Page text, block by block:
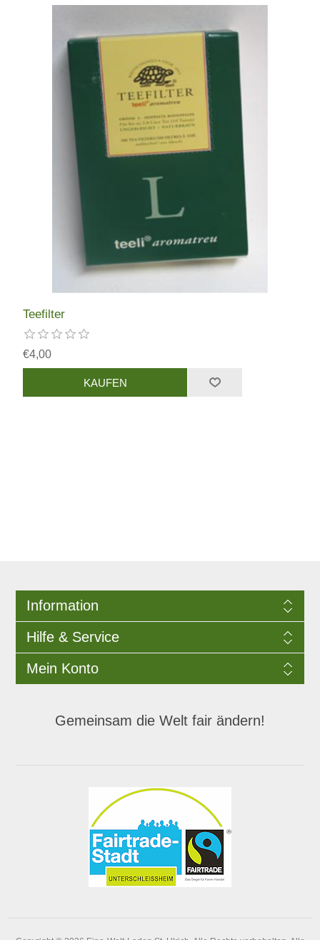
Teefilter
€4,00
Information
Hilfe & Service
Mein Konto
Gemeinsam die Welt fair ändern!